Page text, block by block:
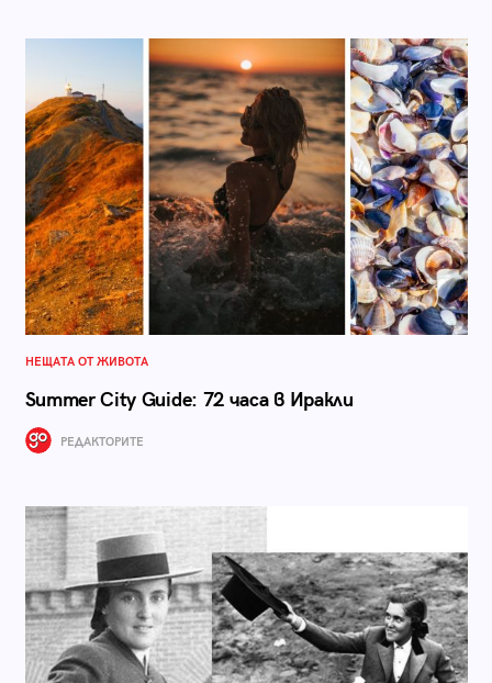
НЕЩАТА ОТ ЖИВОТА
Summer City Guide: 72 часа в Иракли
РЕДАКТОРИТЕ